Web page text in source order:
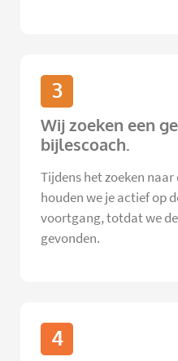
3
Wij zoeken een
bijlescoach.
Tijdens het zoeken
houden we je actief op
voortgang, totdat we
gevonden.
4